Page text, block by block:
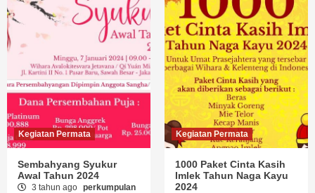
Kegiatan Permata
Sembahyang Syukur
Awal Tahun 2024
3 tahun ago perkumpulan
Kegiatan Permata
1000 Paket Cinta Kasih
Imlek Tahun Naga Kayu
2024